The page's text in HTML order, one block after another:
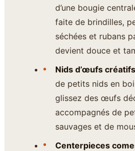
d’une bougie
faite de brindilles,
séchées et rubans
devient douce et
Nids d’œufs créatifs
de petits nids en
glissez des œufs
accompagnés de
sauvages et de
Centerpieces